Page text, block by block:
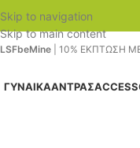
Skip to navigation
Skip to main content
LSFbeMine | 10% ΕΚΠΤΩΣΗ
ΓΥΝΑΊΚΑΆΝΤΡΑΣ